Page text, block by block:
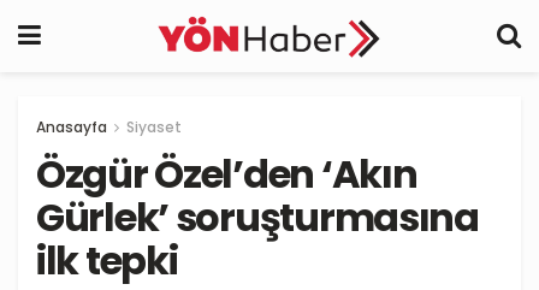
Anasayfa Siyaset
Özgür Özel’den ‘Akın
Gürlek’ soruşturmasına
ilk tepki